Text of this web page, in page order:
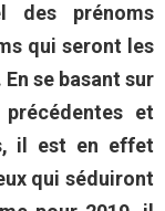
des prénoms
qui seront les
se basant sur
et
il est en effet
qui séduiront